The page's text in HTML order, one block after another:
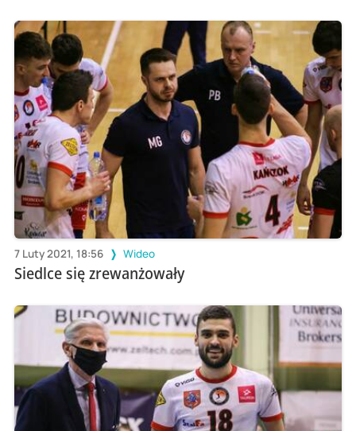
7 Luty 2021, 18:56 Wideo
Siedlce się zrewanżowały